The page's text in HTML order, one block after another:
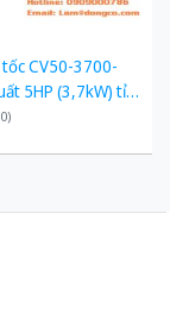
CV50-3700-
5HP (3,7kW) tỉ
0)